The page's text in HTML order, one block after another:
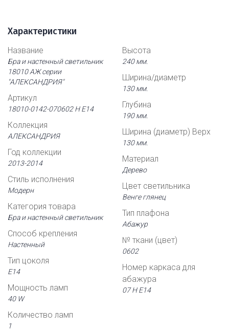
Характеристики
Название
Бра и настенный светильник
18010 АЖ серии
"АЛЕКСАНДРИЯ"
Артикул
18010-0142-070602 Н Е14
Коллекция
АЛЕКСАНДРИЯ
Год коллекции
2013-2014
Стиль исполнения
Модерн
Категория товара
Бра и настенный светильник
Способ крепления
Настенный
Тип цоколя
Е14
Мощность ламп
40 W
Количество ламп
1
Высота
240 мм.
Ширина/диаметр
130 мм.
Глубина
190 мм.
Ширина (диаметр) Верх
130 мм.
Материал
Дерево
Цвет светильника
Венге глянец
Тип плафона
Абажур
№ ткани (цвет)
0602
Номер каркаса для
абажура
07 Н Е14